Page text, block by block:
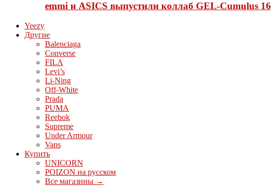
emmi и ASICS выпустили коллаб GEL-Cumulus 16
Yeezy
Другие
Balenciaga
Converse
FILA
Levi’s
Li-Ning
Off-White
Prada
PUMA
Reebok
Supreme
Under Armour
Vans
Купить
UNICORN
POIZON на русском
Все магазины →